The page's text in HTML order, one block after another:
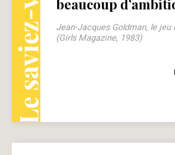
beaucoup
Jean-Jacques Goldman, le jeu
(Girls Magazine, 1983)